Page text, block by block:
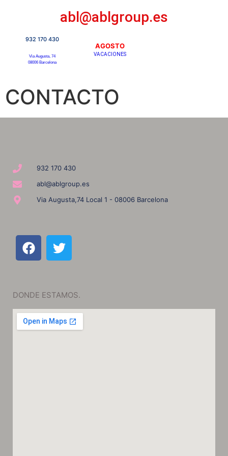
abl@ablgroup.es
932 170 430
Via Augusta, 74
08006 Barcelona
AGOSTO
VACACIONES
CONTACTO
932 170 430
abl@ablgroup.es
Via Augusta,74 Local 1 - 08006 Barcelona
DONDE ESTAMOS.